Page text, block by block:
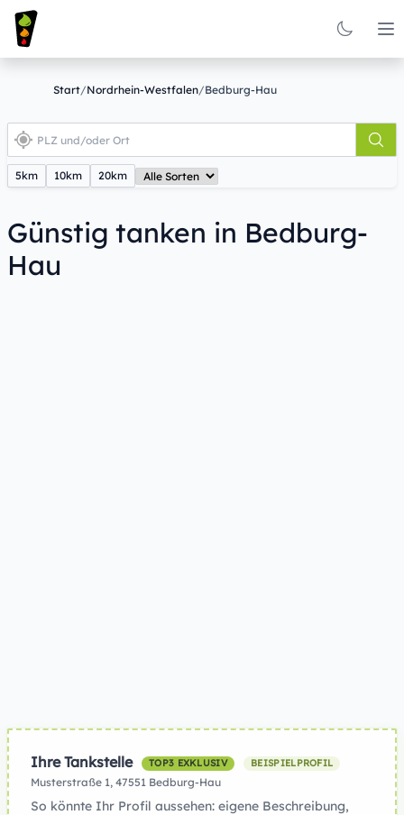
Start/Nordrhein-Westfalen/Bedburg-Hau
5km 10km 20km
Günstig tanken in Bedburg-
Hau
Ihre Tankstelle TOP3 EXKLUSIV BEISPIELPROFIL
Musterstraße 1, 47551 Bedburg-Hau
So könnte Ihr Profil aussehen: eigene Beschreibung,